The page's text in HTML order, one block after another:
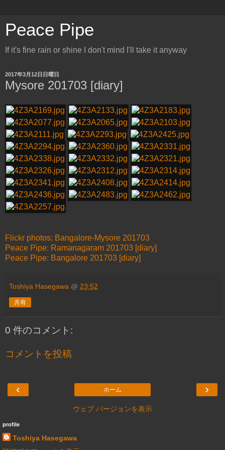
Peace Pipe
If it's fine rain or shine I don't mind I'll take it anyway
2017年3月12日日曜日
Mysore 201703 [diary]
Flickr photos: Bangalore-Mysore 201703
Peace Pipe: Ramanagaram 201703 [diary]
Peace Pipe: Bangalore 201703 [diary]
Toshiya Hasegawa @ 23:52
共有
0 件のコメント:
コメントを投稿
‹ ›
ホーム
ウェブ バージョンを表示
profile
Toshiya Hasegawa